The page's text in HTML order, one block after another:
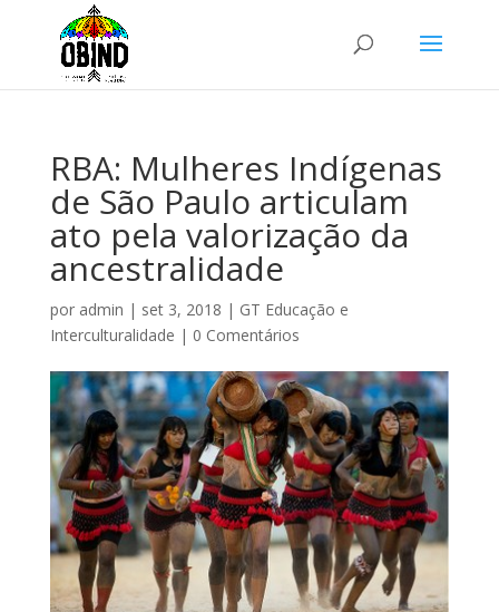
RBA: Mulheres Indígenas
de São Paulo articulam
ato pela valorização da
ancestralidade
por admin | set 3, 2018 | GT Educação e
Interculturalidade | 0 Comentários